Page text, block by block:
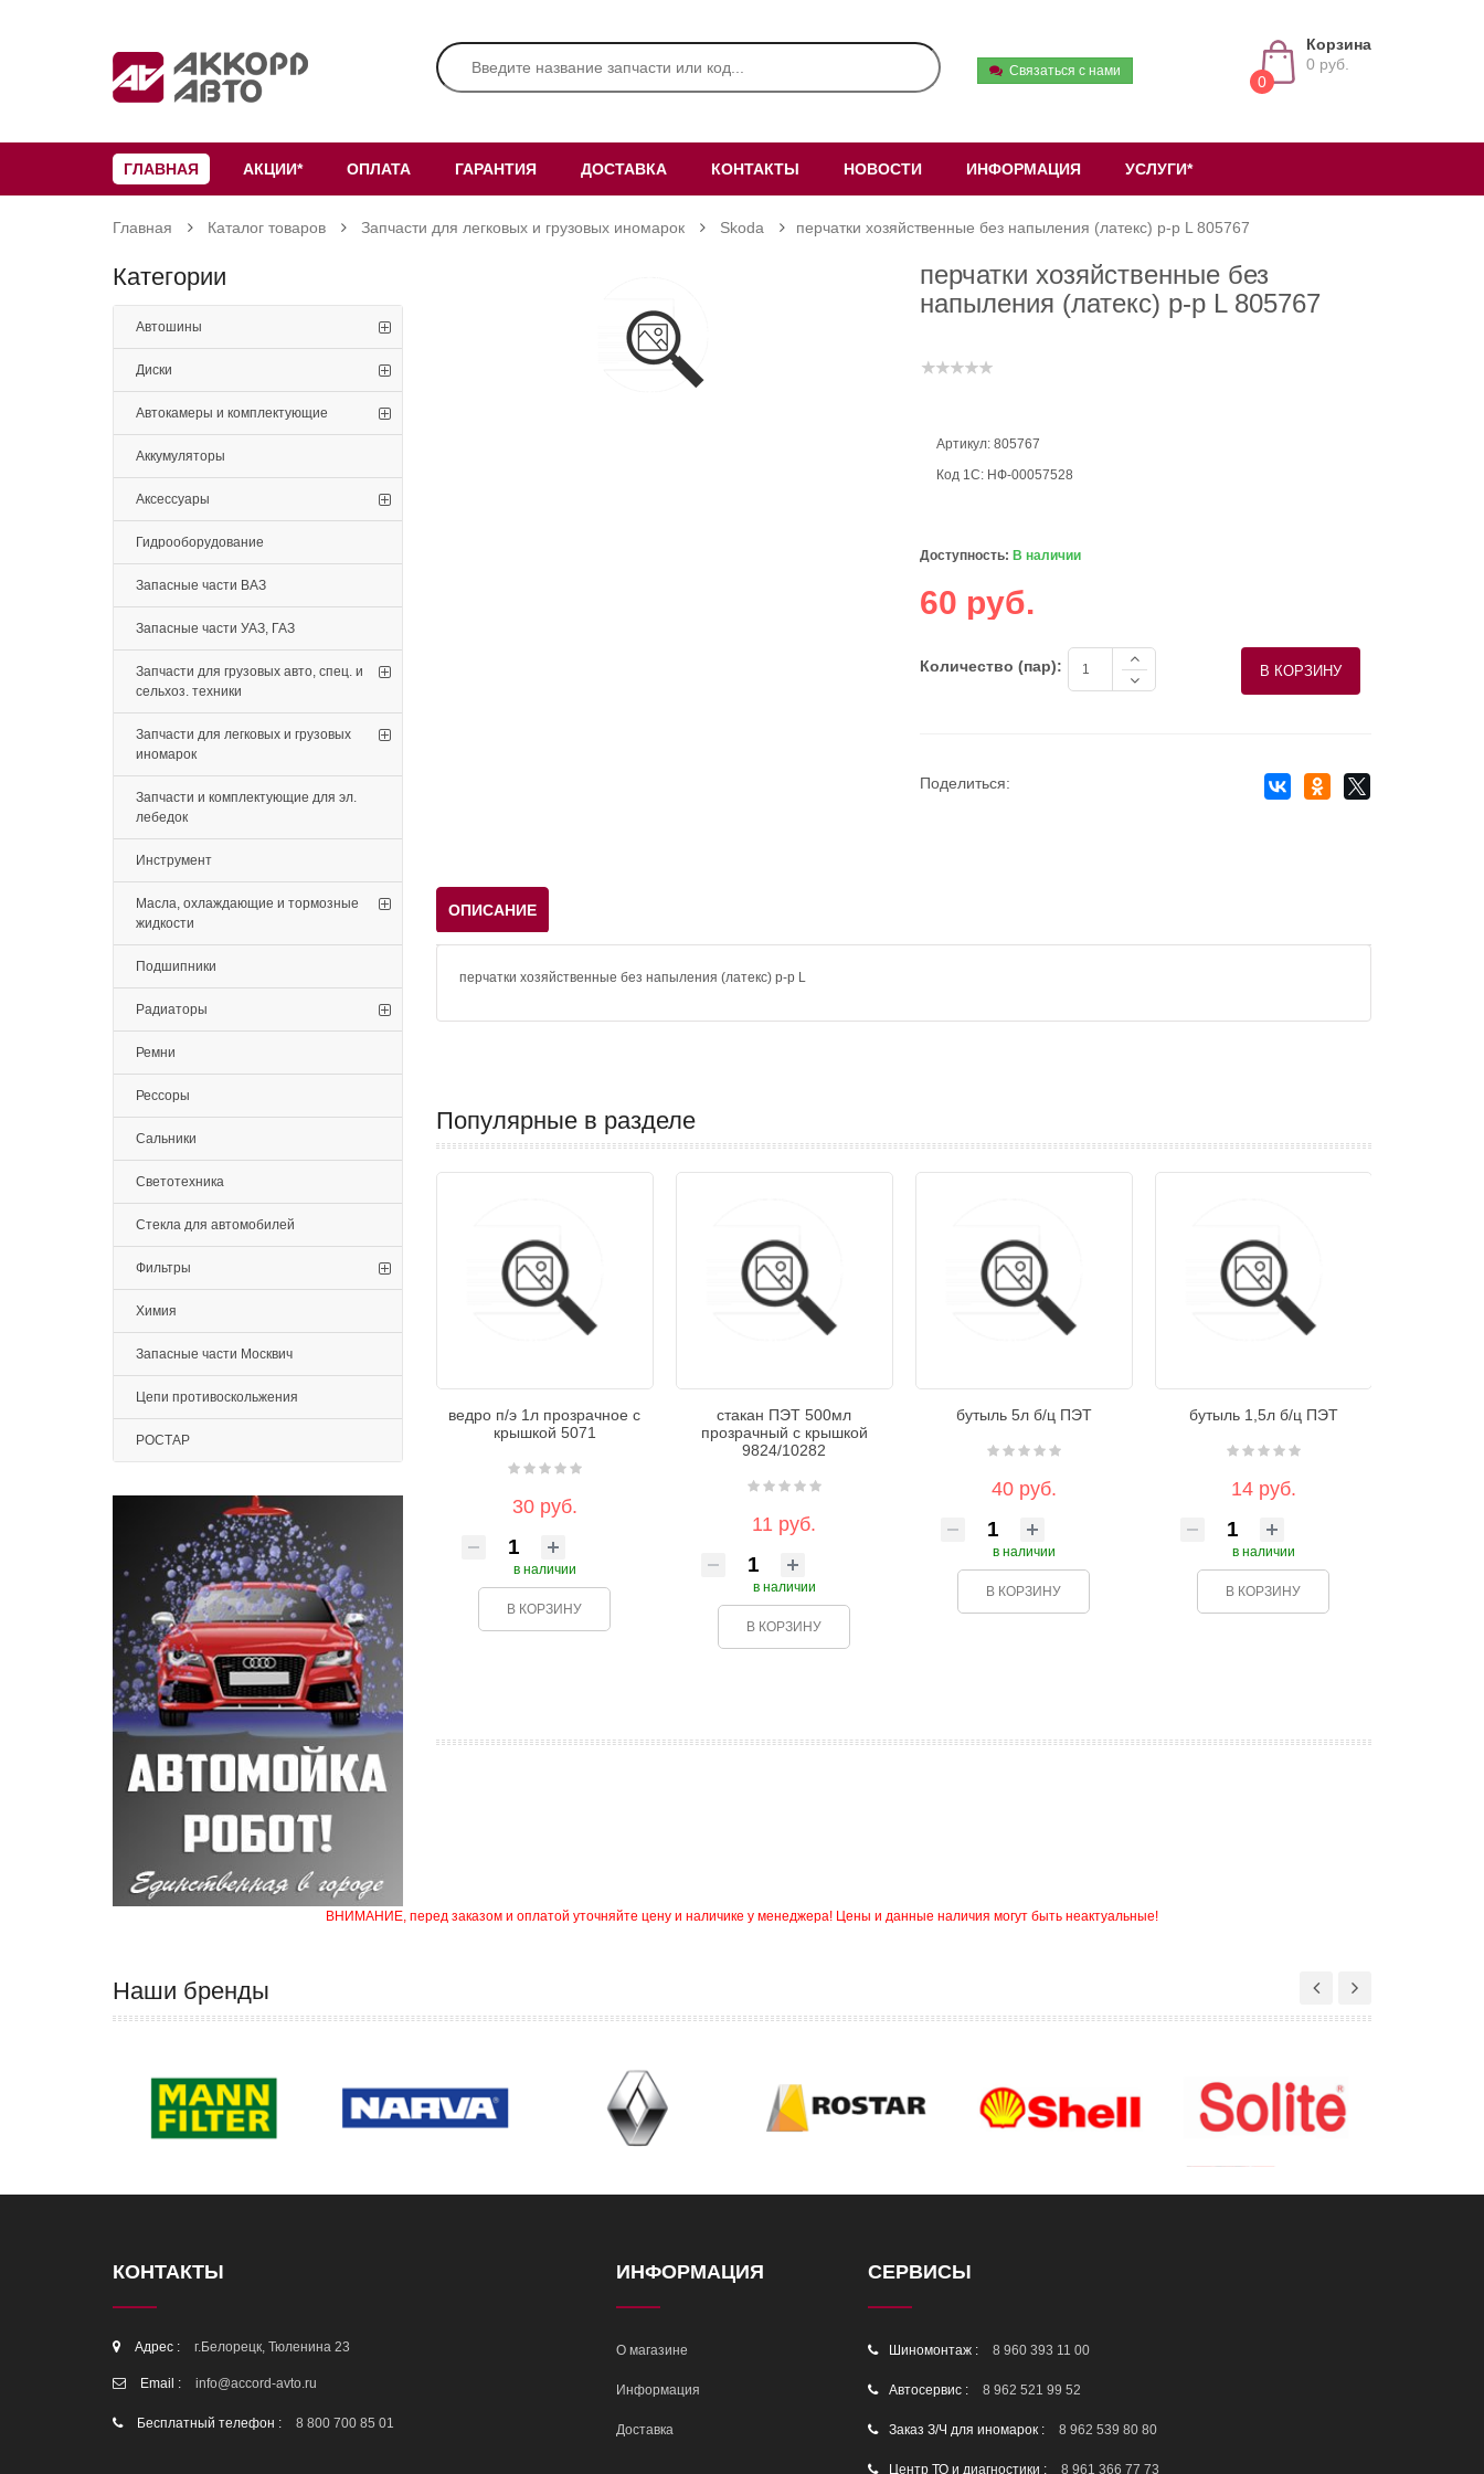
Связаться с нами
0
Корзина
0 руб.
ГЛАВНАЯ АКЦИИ* ОПЛАТА ГАРАНТИЯ ДОСТАВКА КОНТАКТЫ НОВОСТИ ИНФОРМАЦИЯ УСЛУГИ*
Главная Каталог товаров Запчасти для легковых и грузовых иномарок Skoda перчатки хозяйственные без напыления (латекс) р-р L 805767
Категории
Автошины
Диски
Автокамеры и комплектующие
Аккумуляторы
Аксессуары
Гидрооборудование
Запасные части ВАЗ
Запасные части УАЗ, ГАЗ
Запчасти для грузовых авто, спец. и
сельхоз. техники
Запчасти для легковых и грузовых
иномарок
Запчасти и комплектующие для эл.
лебедок
Инструмент
Масла, охлаждающие и тормозные
жидкости
Подшипники
Радиаторы
Ремни
Рессоры
Сальники
Светотехника
Стекла для автомобилей
Фильтры
Химия
Запасные части Москвич
Цепи противоскольжения
РОСТАР
перчатки хозяйственные без
напыления (латекс) р-р L 805767
Артикул: 805767
Код 1С: НФ-00057528
Доступность: В наличии
60 руб.
Количество (пар):
Поделиться:
ОПИСАНИЕ
перчатки хозяйственные без напыления (латекс) р-р L
Популярные в разделе
ведро п/э 1л прозрачное с
крышкой 5071
30 руб.
в наличии
В КОРЗИНУ
стакан ПЭТ 500мл
прозрачный с крышкой
9824/10282
11 руб.
в наличии
В КОРЗИНУ
бутыль 5л б/ц ПЭТ
40 руб.
в наличии
В КОРЗИНУ
бутыль 1,5л б/ц ПЭТ
14 руб.
в наличии
В КОРЗИНУ
ВНИМАНИЕ, перед заказом и оплатой уточняйте цену и наличике у менеджера! Цены и данные наличия могут быть неактуальные!
Наши бренды
КОНТАКТЫ
Адрес : г.Белорецк, Тюленина 23
Email : info@accord-avto.ru
Бесплатный телефон : 8 800 700 85 01
ИНФОРМАЦИЯ
О магазине
Информация
Доставка
СЕРВИСЫ
Шиномонтаж : 8 960 393 11 00
Автосервис : 8 962 521 99 52
Заказ З/Ч для иномарок : 8 962 539 80 80
Центр ТО и диагностики : 8 961 366 77 73